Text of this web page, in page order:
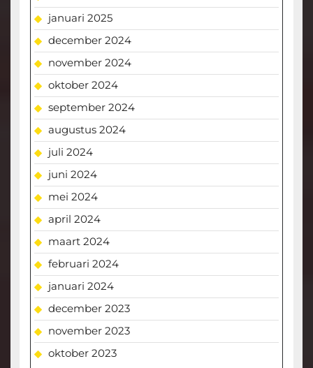
januari 2025
december 2024
november 2024
oktober 2024
september 2024
augustus 2024
juli 2024
juni 2024
mei 2024
april 2024
maart 2024
februari 2024
januari 2024
december 2023
november 2023
oktober 2023